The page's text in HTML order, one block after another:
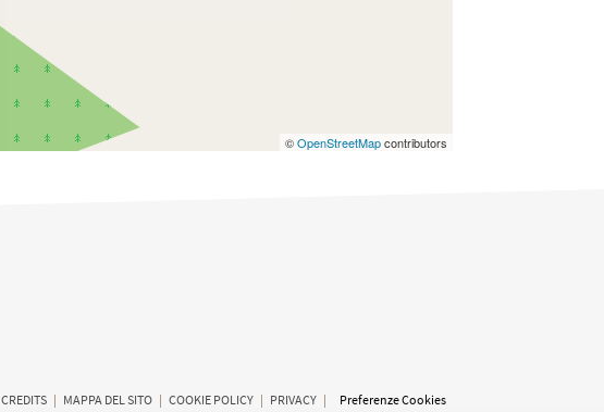
©OpenStreetMapcontributors
CREDITS | MAPPA DEL SITO | COOKIE POLICY | PRIVACY | Preferenze Cookies